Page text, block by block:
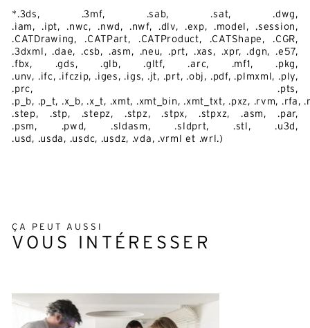
*.3ds, .3mf, .sab, .sat, .dwg,
.iam, .ipt, .nwc, .nwd, .nwf, .dlv, .exp, .model, .session,
.CATDrawing, .CATPart, .CATProduct, .CATShape, .CGR,
.3dxml, .dae, .csb, .asm, .neu, .prt, .xas, .xpr, .dgn, .e57,
.fbx, .gds, .glb, .gltf, .arc, .mf1, .pkg,
.unv, .ifc, .ifczip, .iges, .igs, .jt, .prt, .obj, .pdf, .plmxml, .ply,
.prc, .pts,
.p_b, .p_t, .x_b, .x_t, .xmt, .xmt_bin, .xmt_txt, .pxz, .rvm, .rfa,
.step, .stp, .stepz, .stpz, .stpx, .stpxz, .asm, .par,
.psm, .pwd, .sldasm, .sldprt, .stl, .u3d,
.usd, .usda, .usdc, .usdz, .vda, .vrml et .wrl.)
ÇA PEUT AUSSI
VOUS INTÉRESSER